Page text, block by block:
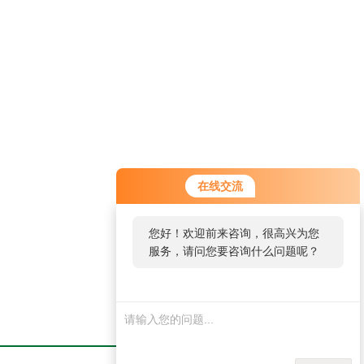
在线交流
您好！欢迎前来咨询，很高兴为您
服务，请问您要咨询什么问题呢？